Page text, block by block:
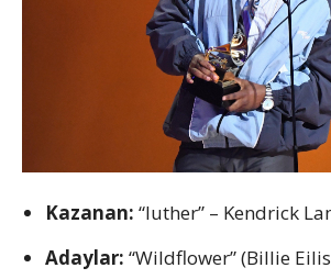
Kazanan: “luther” – Kendrick
Adaylar: “Wildflower” (Billie